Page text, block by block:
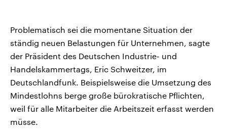
Problematisch sei die momentane Situation der
ständig neuen Belastungen für Unternehmen, sagte
der Präsident des Deutschen Industrie- und
Handelskammertags, Eric Schweitzer, im
Deutschlandfunk. Beispielsweise die Umsetzung des
Mindestlohns berge große bürokratische Pflichten,
weil für alle Mitarbeiter die Arbeitszeit erfasst werden
müsse.